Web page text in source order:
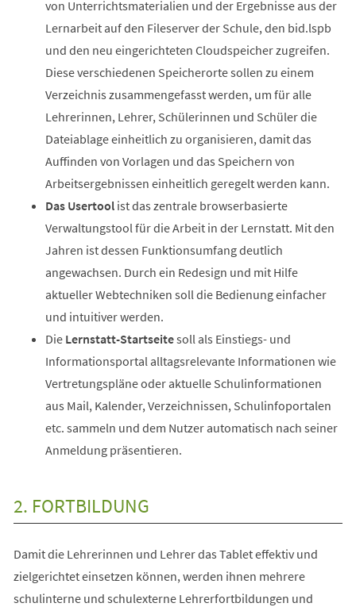
von Unterrichtsmaterialien und der Ergebnisse aus der
Lernarbeit auf den Fileserver der Schule, den bid.lspb
und den neu eingerichteten Cloudspeicher zugreifen.
Diese verschiedenen Speicherorte sollen zu einem
Verzeichnis zusammengefasst werden, um für alle
Lehrerinnen, Lehrer, Schülerinnen und Schüler die
Dateiablage einheitlich zu organisieren, damit das
Auffinden von Vorlagen und das Speichern von
Arbeitsergebnissen einheitlich geregelt werden kann.
Das Usertoolist das zentrale browserbasierte
Verwaltungstool für die Arbeit in der Lernstatt. Mit den
Jahren ist dessen Funktionsumfang deutlich
angewachsen. Durch ein Redesign und mit Hilfe
aktueller Webtechniken soll die Bedienung einfacher
und intuitiver werden.
Die Lernstatt-Startseitesoll als Einstiegs- und
Informationsportal alltagsrelevante Informationen wie
Vertretungspläne oder aktuelle Schulinformationen
aus Mail, Kalender, Verzeichnissen, Schulinfoportalen
etc. sammeln und dem Nutzer automatisch nach seiner
Anmeldung präsentieren.
2. FORTBILDUNG
Damit die Lehrerinnen und Lehrer das Tablet effektiv und
zielgerichtet einsetzen können, werden ihnen mehrere
schulinterne und schulexterne Lehrerfortbildungen und